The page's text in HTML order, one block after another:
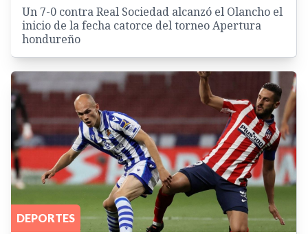
Un 7-0 contra Real Sociedad alcanzó el Olancho el
inicio de la fecha catorce del torneo Apertura
hondureño
DEPORTES